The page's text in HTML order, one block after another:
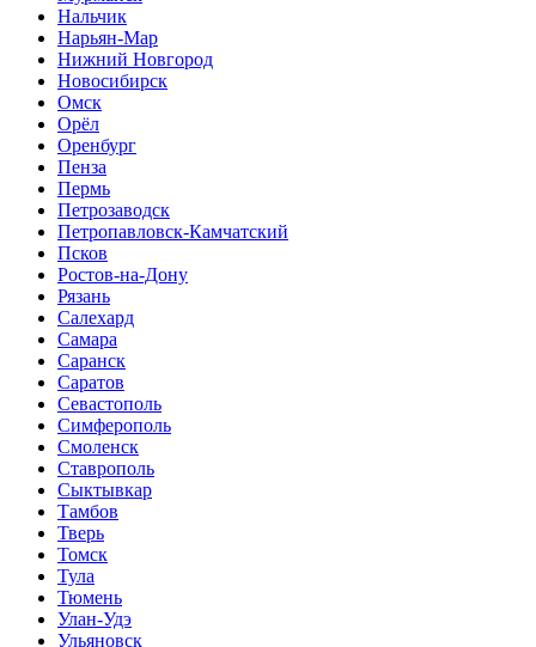
Нальчик
Нарьян-Мар
Нижний Новгород
Новосибирск
Омск
Орёл
Оренбург
Пенза
Пермь
Петрозаводск
Петропавловск-Камчатский
Псков
Ростов-на-Дону
Рязань
Салехард
Самара
Саранск
Саратов
Севастополь
Симферополь
Смоленск
Ставрополь
Сыктывкар
Тамбов
Тверь
Томск
Тула
Тюмень
Улан-Удэ
Ульяновск